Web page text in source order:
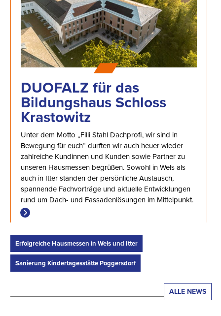
DUOFALZ für das
Bildungshaus Schloss
Krastowitz
Unter dem Motto „Filli Stahl Dachprofi, wir sind in
Bewegung für euch“ durften wir auch heuer wieder
zahlreiche Kundinnen und Kunden sowie Partner zu
unseren Hausmessen begrüßen. Sowohl in Wels als
auch in Itter standen der persönliche Austausch,
spannende Fachvorträge und aktuelle Entwicklungen
rund um Dach- und Fassadenlösungen im Mittelpunkt.
Erfolgreiche Hausmessen in Wels und Itter
Sanierung Kindertagesstätte Poggersdorf
ALLE NEWS